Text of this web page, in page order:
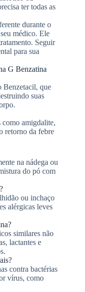
ter todas as
durante o
médico. Ele
Seguir
para sua
G Benzatina
Benzetacil, que
suas
como amigdalite,
retorno da febre
na nádega ou
do pó com
ou inchaço
alérgicas leves
similares não
lactantes e
contra bactérias
vírus, como